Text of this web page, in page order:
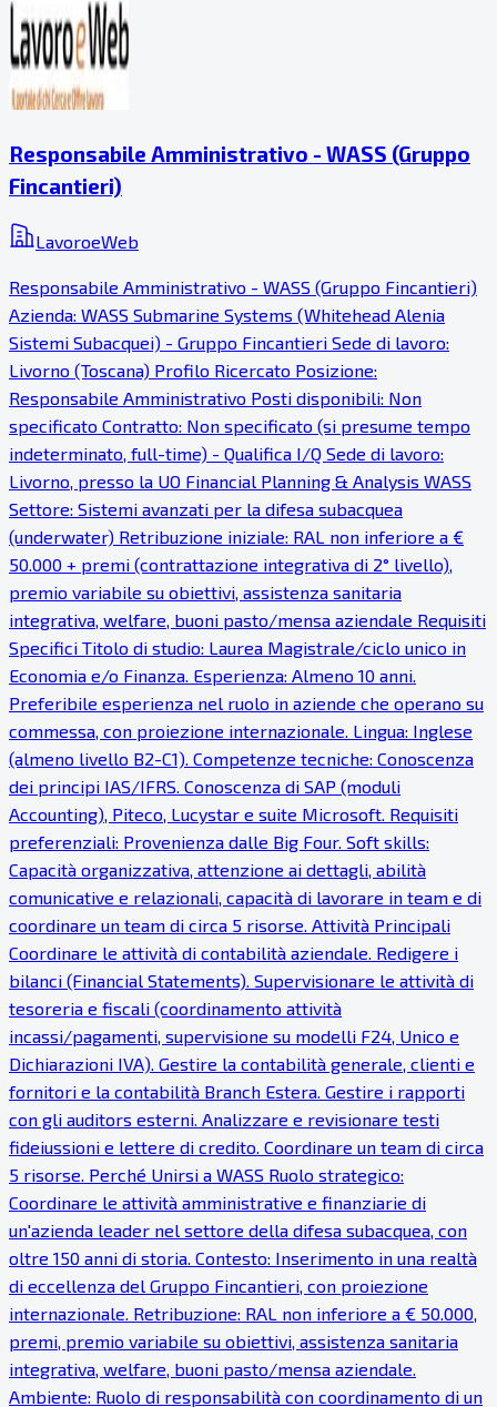
Responsabile Amministrativo - WASS (Gruppo
Fincantieri)
LavoroeWeb
Responsabile Amministrativo - WASS (Gruppo Fincantieri)
Azienda: WASS Submarine Systems (Whitehead Alenia
Sistemi Subacquei) - Gruppo Fincantieri Sede di lavoro:
Livorno (Toscana) Profilo Ricercato Posizione:
Responsabile Amministrativo Posti disponibili: Non
specificato Contratto: Non specificato (si presume tempo
indeterminato, full-time) - Qualifica I/Q Sede di lavoro:
Livorno, presso la UO Financial Planning & Analysis WASS
Settore: Sistemi avanzati per la difesa subacquea
(underwater) Retribuzione iniziale: RAL non inferiore a €
50.000 + premi (contrattazione integrativa di 2° livello),
premio variabile su obiettivi, assistenza sanitaria
integrativa, welfare, buoni pasto/mensa aziendale Requisiti
Specifici Titolo di studio: Laurea Magistrale/ciclo unico in
Economia e/o Finanza. Esperienza: Almeno 10 anni.
Preferibile esperienza nel ruolo in aziende che operano su
commessa, con proiezione internazionale. Lingua: Inglese
(almeno livello B2-C1). Competenze tecniche: Conoscenza
dei principi IAS/IFRS. Conoscenza di SAP (moduli
Accounting), Piteco, Lucystar e suite Microsoft. Requisiti
preferenziali: Provenienza dalle Big Four. Soft skills:
Capacità organizzativa, attenzione ai dettagli, abilità
comunicative e relazionali, capacità di lavorare in team e di
coordinare un team di circa 5 risorse. Attività Principali
Coordinare le attività di contabilità aziendale. Redigere i
bilanci (Financial Statements). Supervisionare le attività di
tesoreria e fiscali (coordinamento attività
incassi/pagamenti, supervisione su modelli F24, Unico e
Dichiarazioni IVA). Gestire la contabilità generale, clienti e
fornitori e la contabilità Branch Estera. Gestire i rapporti
con gli auditors esterni. Analizzare e revisionare testi
fideiussioni e lettere di credito. Coordinare un team di circa
5 risorse. Perché Unirsi a WASS Ruolo strategico:
Coordinare le attività amministrative e finanziarie di
un'azienda leader nel settore della difesa subacquea, con
oltre 150 anni di storia. Contesto: Inserimento in una realtà
di eccellenza del Gruppo Fincantieri, con proiezione
internazionale. Retribuzione: RAL non inferiore a € 50.000,
premi, premio variabile su obiettivi, assistenza sanitaria
integrativa, welfare, buoni pasto/mensa aziendale.
Ambiente: Ruolo di responsabilità con coordinamento di un